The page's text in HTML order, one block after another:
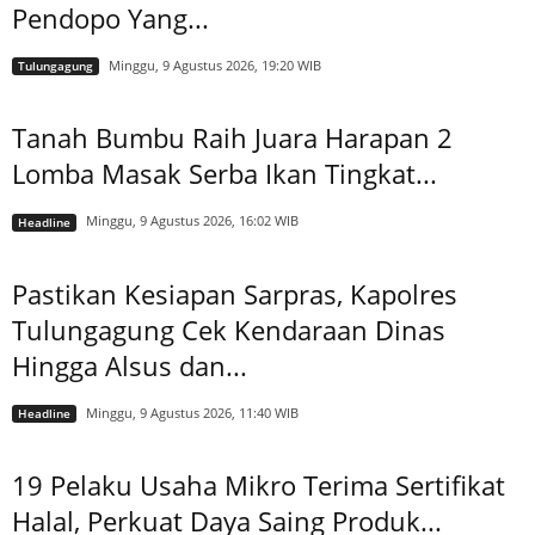
Pendopo Yang...
Tulungagung Minggu, 9 Agustus 2026, 19:20 WIB
Tanah Bumbu Raih Juara Harapan 2
Lomba Masak Serba Ikan Tingkat...
Headline Minggu, 9 Agustus 2026, 16:02 WIB
Pastikan Kesiapan Sarpras, Kapolres
Tulungagung Cek Kendaraan Dinas
Hingga Alsus dan...
Headline Minggu, 9 Agustus 2026, 11:40 WIB
19 Pelaku Usaha Mikro Terima Sertifikat
Halal, Perkuat Daya Saing Produk...